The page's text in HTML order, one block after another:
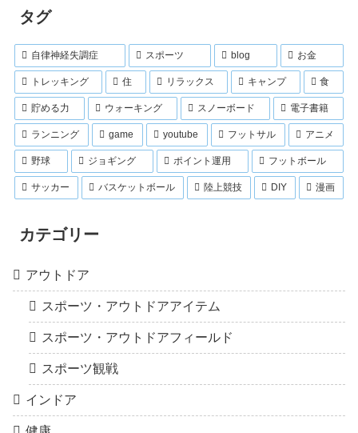
タグ
自律神経失調症 スポーツ blog お金
トレッキング 住 リラックス キャンプ 食
貯める力 ウォーキング スノーボード 電子書籍
ランニング game youtube フットサル アニメ
野球 ジョギング ポイント運用 フットボール
サッカー バスケットボール 陸上競技 DIY 漫画
カテゴリー
アウトドア
スポーツ・アウトドアアイテム
スポーツ・アウトドアフィールド
スポーツ観戦
インドア